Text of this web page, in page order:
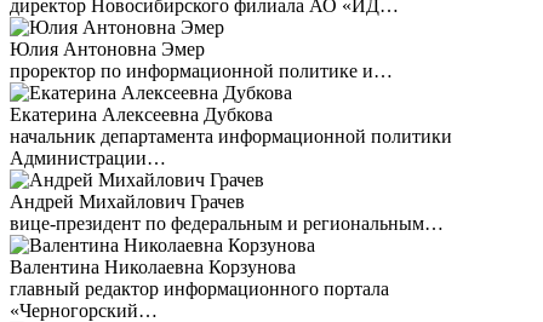
директор Новосибирского филиала АО «ИД…
Юлия Антоновна Эмер
проректор по информационной политике и…
Екатерина Алексеевна Дубкова
начальник департамента информационной политики
Администрации…
Андрей Михайлович Грачев
вице-президент по федеральным и региональным…
Валентина Николаевна Корзунова
главный редактор информационного портала
«Черногорский…